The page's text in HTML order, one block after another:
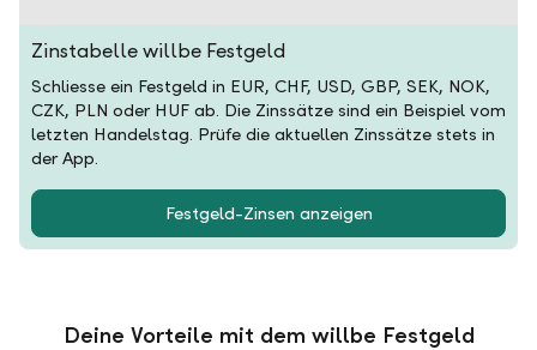
Zinstabelle willbe Festgeld
Schliesse ein Festgeld in EUR, CHF, USD, GBP, SEK, NOK,
CZK, PLN oder HUF ab. Die Zinssätze sind ein Beispiel vom
letzten Handelstag. Prüfe die aktuellen Zinssätze stets in
der App.
Festgeld-Zinsen anzeigen
Deine Vorteile mit dem willbe Festgeld